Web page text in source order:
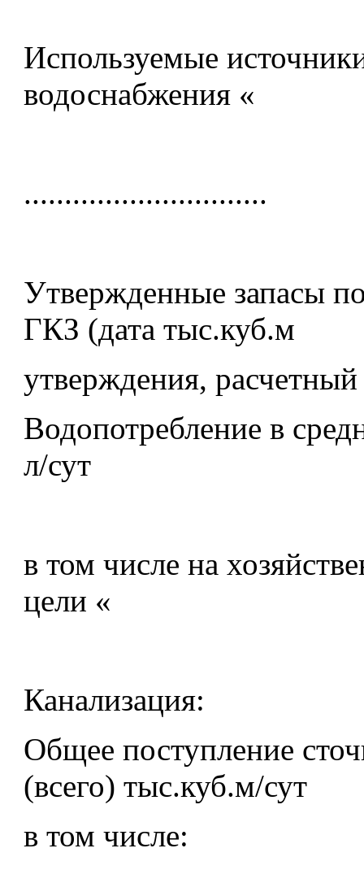
Используемые
водоснабжения «
..............................
Утвержденные запасы
ГКЗ (дата тыс.куб.м
утверждения,
Водопотребление в
л/сут
в том числе на
цели «
Канализация:
Общее поступление
(всего) тыс.куб.м/сут
в том числе: